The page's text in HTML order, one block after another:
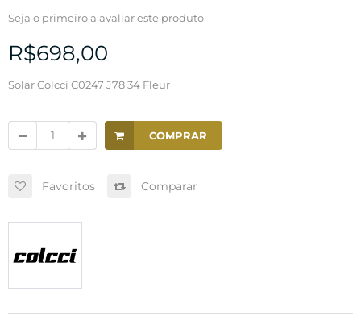
Seja o primeiro a avaliar este produto
R$698,00
Solar Colcci C0247 J78 34 Fleur
COMPRAR
Favoritos Comparar